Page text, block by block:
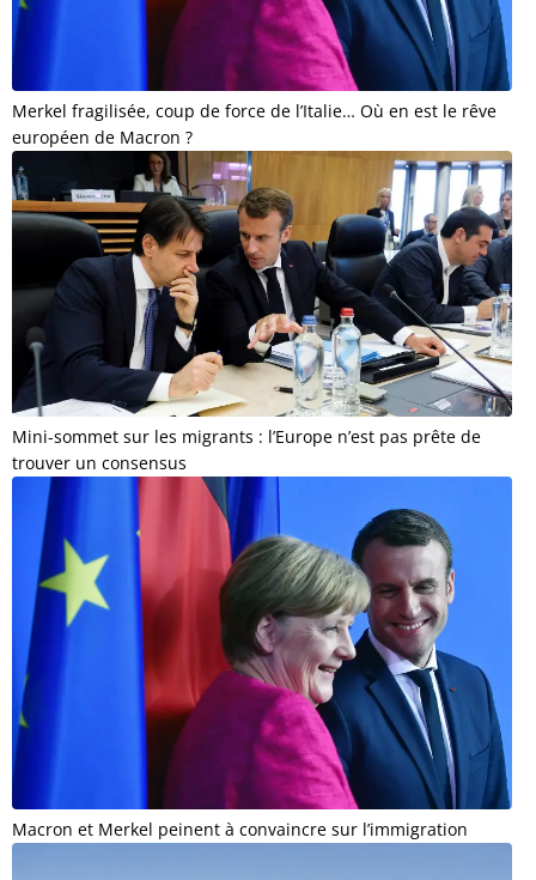
Merkel fragilisée, coup de force de l’Italie… Où en est le rêve
européen de Macron ?
Mini-sommet sur les migrants : l’Europe n’est pas prête de
trouver un consensus
Macron et Merkel peinent à convaincre sur l’immigration